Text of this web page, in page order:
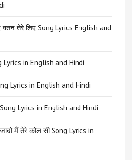
तेरे लिए Song Lyrics English and
Lyrics in English and Hindi
Lyrics in English and Hindi
Lyrics in English and Hindi
मैं तेरे कोल सी Song Lyrics in